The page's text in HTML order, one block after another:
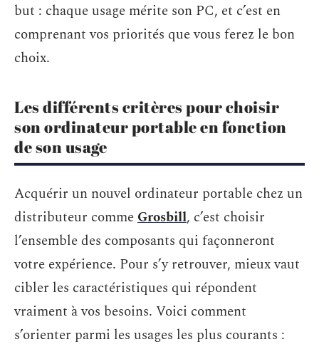
but : chaque usage mérite son PC, et c’est en
comprenant vos priorités que vous ferez le bon
choix.
Les différents critères pour choisir
son ordinateur portable en fonction
de son usage
Acquérir un nouvel ordinateur portable chez un
distributeur commeGrosbill, c’est choisir
l’ensemble des composants qui façonneront
votre expérience. Pour s’y retrouver, mieux vaut
cibler les caractéristiques qui répondent
vraiment à vos besoins. Voici comment
s’orienter parmi les usages les plus courants :